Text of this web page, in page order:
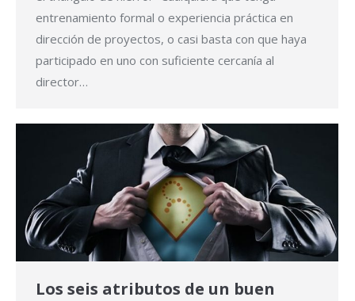
entrenamiento formal o experiencia práctica en
dirección de proyectos, o casi basta con que haya
participado en uno con suficiente cercanía al
director…
Los seis atributos de un buen